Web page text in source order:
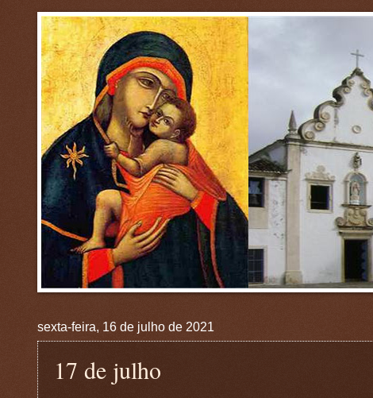
sexta-feira, 16 de julho de 2021
17 de julho